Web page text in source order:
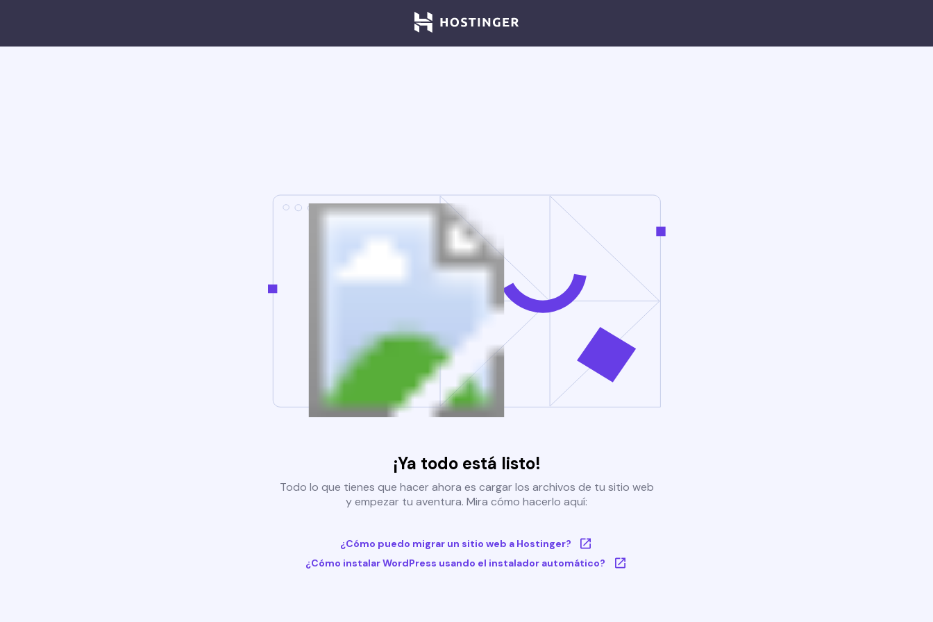
¡Ya todo está listo!
Todo lo que tienes que hacer ahora es cargar los archivos de tu sitio web
y empezar tu aventura. Mira cómo hacerlo aquí:
¿Cómo puedo migrar un sitio web a Hostinger?
¿Cómo instalar WordPress usando el instalador automático?